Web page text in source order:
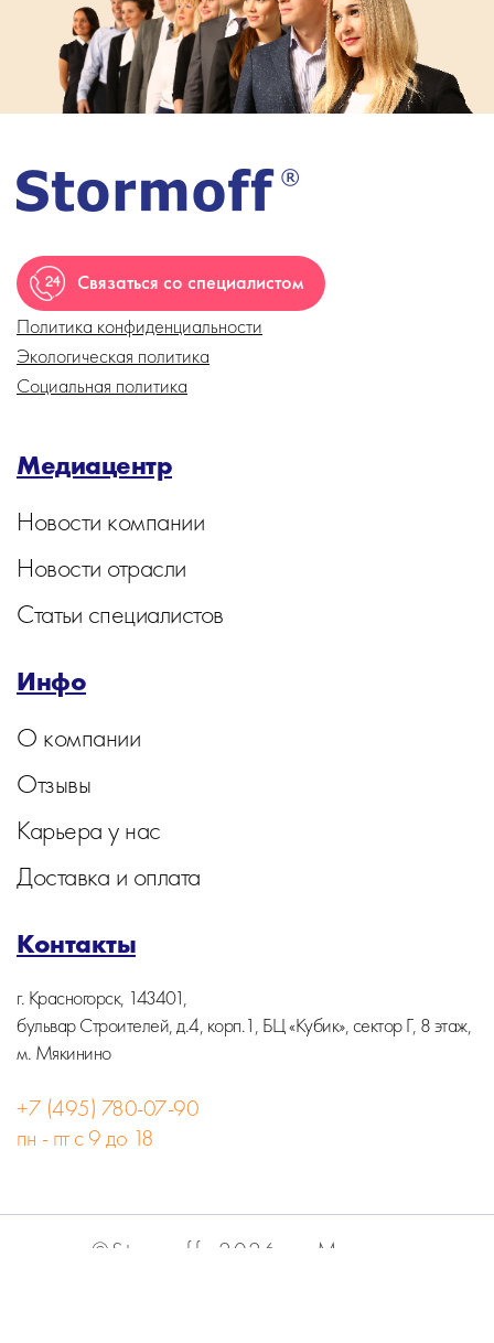
Связаться со специалистом
Политика конфиденциальности
Экологическая политика
Социальная политика
Медиацентр
Новости компании
Новости отрасли
Статьи специалистов
Инфо
О компании
Отзывы
Карьера у нас
Доставка и оплата
Контакты
г. Красногорск, 143401,
бульвар Строителей, д.4, корп.1, БЦ «Кубик», сектор Г, 8 этаж,
м. Мякинино
+7 (495) 780-07-90
пн - пт с 9 до 18
©Stormoff, 2026, г. Москва